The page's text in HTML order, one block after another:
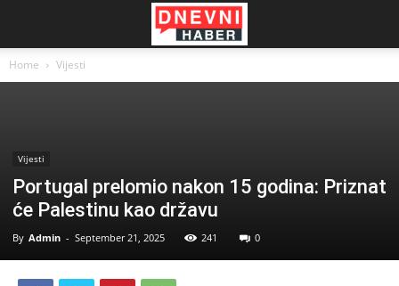
Home Vijesti
Vijesti
Portugal prelomio nakon 15 godina: Priznat
će Palestinu kao državu
By Admin - September 21, 2025 241 0